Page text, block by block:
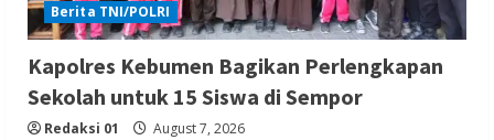
Berita Hiburan
Berita Lifestyle dan Insurance
Berita Trending
Film Terlaris 2026 Spider Man Brand New
Berita TNI/POLRI
Kapolres Kebumen Bagikan Perlengkapan
Sekolah untuk 15 Siswa di Sempor
Redaksi 01 August 7, 2026